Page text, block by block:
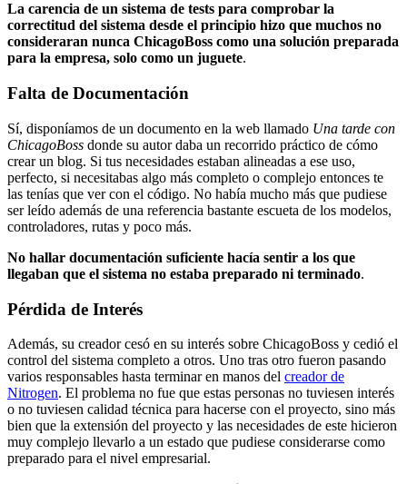
La carencia de un sistema de tests para comprobar la
correctitud del sistema desde el principio hizo que muchos no
consideraran nunca ChicagoBoss como una solución preparada
para la empresa, solo como un juguete.
Falta de Documentación
Sí, disponíamos de un documento en la web llamado Una tarde con
ChicagoBoss donde su autor daba un recorrido práctico de cómo
crear un blog. Si tus necesidades estaban alineadas a ese uso,
perfecto, si necesitabas algo más completo o complejo entonces te
las tenías que ver con el código. No había mucho más que pudiese
ser leído además de una referencia bastante escueta de los modelos,
controladores, rutas y poco más.
No hallar documentación suficiente hacía sentir a los que
llegaban que el sistema no estaba preparado ni terminado.
Pérdida de Interés
Además, su creador cesó en su interés sobre ChicagoBoss y cedió el
control del sistema completo a otros. Uno tras otro fueron pasando
varios responsables hasta terminar en manos del creador de
Nitrogen. El problema no fue que estas personas no tuviesen interés
o no tuviesen calidad técnica para hacerse con el proyecto, sino más
bien que la extensión del proyecto y las necesidades de este hicieron
muy complejo llevarlo a un estado que pudiese considerarse como
preparado para el nivel empresarial.